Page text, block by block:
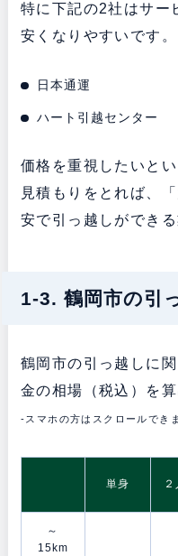
特に下記の2社はサー
安くなりやすいです。
日本通運
ハート引越センター
価格を重視したいと
見積もりをとれば、
安で引っ越しができ
1-3. 鶴岡市の引
鶴岡市の引っ越しに
金の相場（税込）を算
-スマホの方はスクロールでき
単身
～
15km